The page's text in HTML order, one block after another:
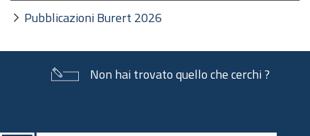
Pubblicazioni Burert 2026
Non hai trovato quello che cerchi ?